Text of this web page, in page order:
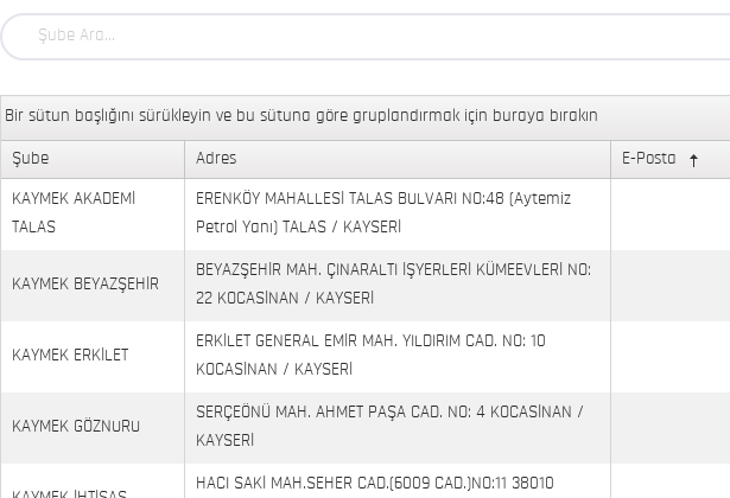
Bir sütun başlığını sürükleyin ve bu sütuna göre gruplandırmak için buraya bırakın
Şube Adres E-Posta
KAYMEK AKADEMİ
TALAS
ERENKÖY MAHALLESİ TALAS BULVARI NO:48 (Aytemiz
Petrol Yanı) TALAS / KAYSERİ
KAYMEK BEYAZŞEHİR
BEYAZŞEHİR MAH. ÇINARALTI İŞYERLERİ KÜMEEVLERİ NO:
22 KOCASİNAN / KAYSERİ
KAYMEK ERKİLET
ERKİLET GENERAL EMİR MAH. YILDIRIM CAD. NO: 10
KOCASİNAN / KAYSERİ
KAYMEK GÖZNURU
SERÇEÖNÜ MAH. AHMET PAŞA CAD. NO: 4 KOCASİNAN /
KAYSERİ
HACI SAKİ MAH.SEHER CAD.(6009 CAD.)NO:11 38010